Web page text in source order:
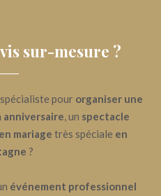
sur-mesure ?
pour organiser une
anniversaire, un spectacle
mariage très spéciale en
?
événement professionnel